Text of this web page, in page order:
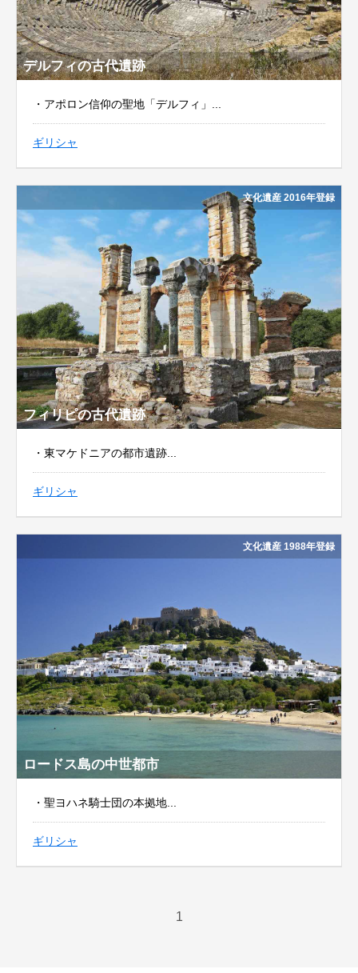
デルフィの古代遺跡
・アポロン信仰の聖地「デルフィ」...
ギリシャ
フィリピの古代遺跡
文化遺産 2016年登録
・東マケドニアの都市遺跡...
ギリシャ
ロードス島の中世都市
文化遺産 1988年登録
・聖ヨハネ騎士団の本拠地...
ギリシャ
1